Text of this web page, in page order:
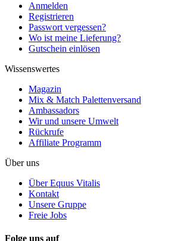
Anmelden
Registrieren
Passwort vergessen?
Wo ist meine Lieferung?
Gutschein einlösen
Wissenswertes
Magazin
Mix & Match Palettenversand
Ambassadors
Wir und unsere Umwelt
Rückrufe
Affiliate Programm
Über uns
Über Equus Vitalis
Kontakt
Unsere Gruppe
Freie Jobs
Folge uns auf